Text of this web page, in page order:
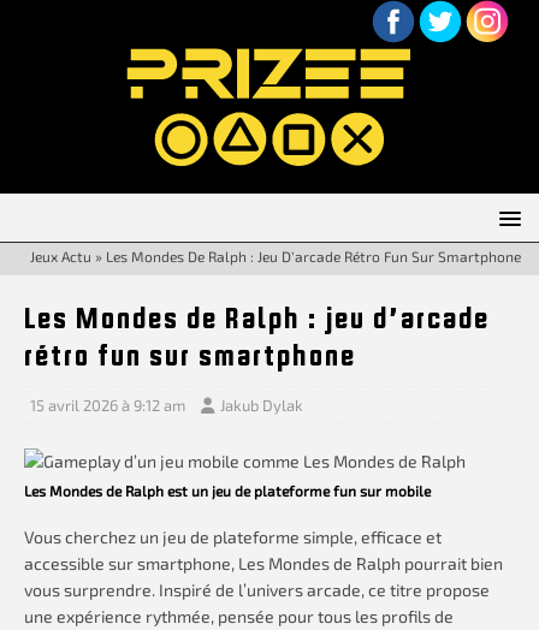
Jeux Actu » Les Mondes De Ralph : Jeu D’arcade Rétro Fun Sur Smartphone
Les Mondes de Ralph : jeu d’arcade
rétro fun sur smartphone
15 avril 2026 à 9:12 am Jakub Dylak
Les Mondes de Ralph est un jeu de plateforme fun sur mobile
Vous cherchez un jeu de plateforme simple, efficace et
accessible sur smartphone, Les Mondes de Ralph pourrait bien
vous surprendre. Inspiré de l’univers arcade, ce titre propose
une expérience rythmée, pensée pour tous les profils de